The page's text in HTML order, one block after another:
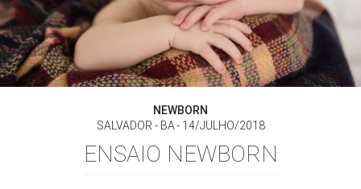
NEWBORN
SALVADOR - BA
14/JULHO/2018
ENSAIO NEWBORN